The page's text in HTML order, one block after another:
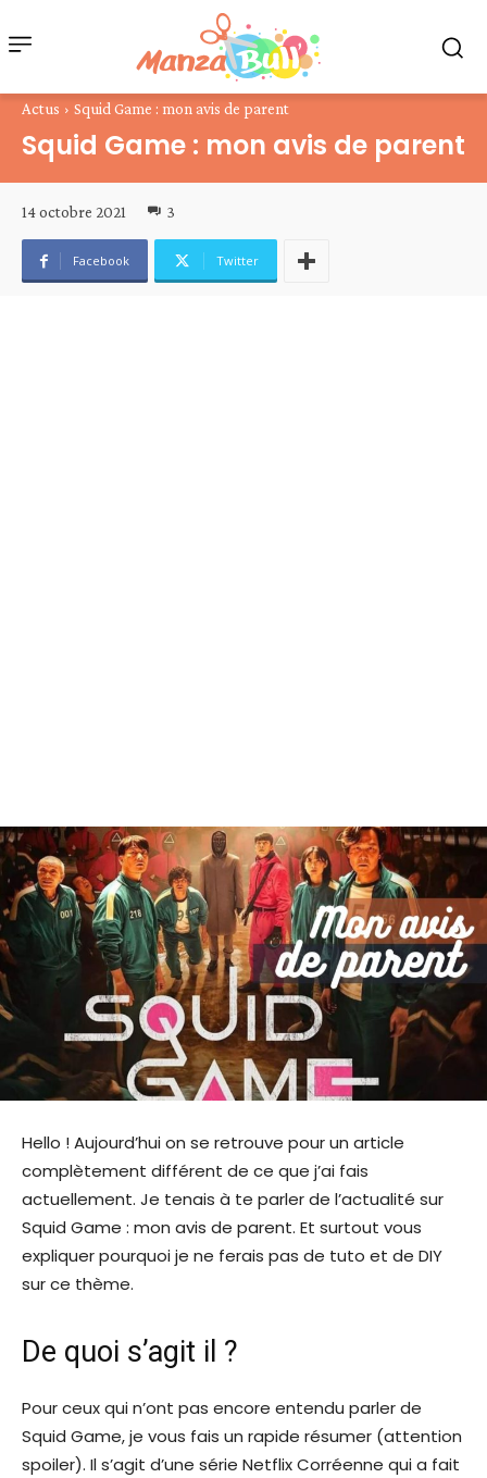
Actus Squid Game : mon avis de parent
Squid Game : mon avis de parent
14 octobre 2021 3
Facebook Twitter
Hello ! Aujourd’hui on se retrouve pour un article
complètement différent de ce que j’ai fais
actuellement. Je tenais à te parler de l’actualité sur
Squid Game : mon avis de parent. Et surtout vous
expliquer pourquoi je ne ferais pas de tuto et de DIY
sur ce thème.
De quoi s’agit il ?
Pour ceux qui n’ont pas encore entendu parler de
Squid Game, je vous fais un rapide résumer (attention
spoiler). Il s’agit d’une série Netflix Corréenne qui a fait